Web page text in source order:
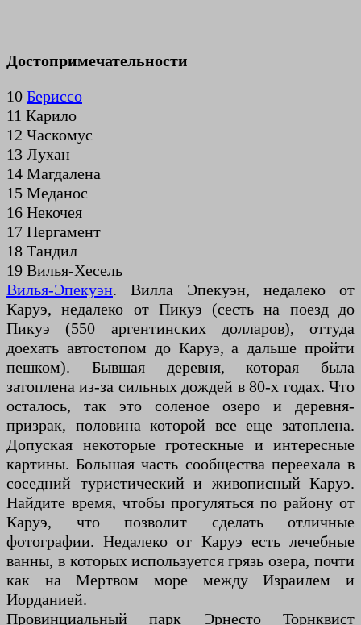
Достопримечательности
10 Бериссо
11 Карило
12 Часкомус
13 Лухан
14 Магдалена
15 Меданос
16 Некочея
17 Пергамент
18 Тандил
19 Вилья-Хесель
Вилья-Эпекуэн. Вилла Эпекуэн, недалеко от
Каруэ, недалеко от Пикуэ (сесть на поезд до
Пикуэ (550 аргентинских долларов), оттуда
доехать автостопом до Каруэ, а дальше пройти
пешком). Бывшая деревня, которая была
затоплена из-за сильных дождей в 80-х годах. Что
осталось, так это соленое озеро и деревня-
призрак, половина которой все еще затоплена.
Допуская некоторые гротескные и интересные
картины. Большая часть сообщества переехала в
соседний туристический и живописный Каруэ.
Найдите время, чтобы прогуляться по району от
Каруэ, что позволит сделать отличные
фотографии. Недалеко от Каруэ есть лечебные
ванны, в которых используется грязь озера, почти
как на Мертвом море между Израилем и
Иорданией.
Провинциальный парк Эрнесто Торнквист